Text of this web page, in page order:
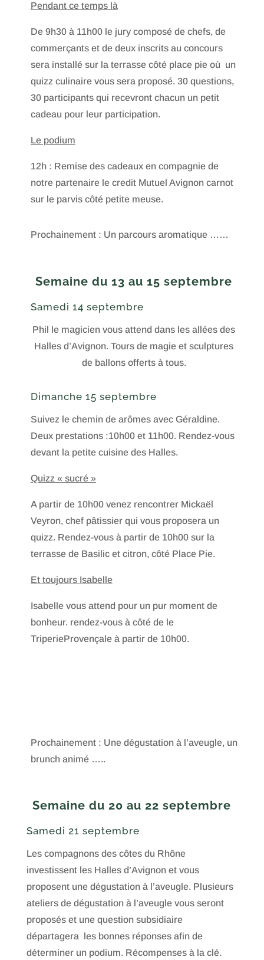
Pendant ce temps là
De 9h30 à 11h00 le jury composé de chefs, de
commerçants et de deux inscrits au concours
sera installé sur la terrasse côté place pie où un
quizz culinaire vous sera proposé. 30 questions,
30 participants qui recevront chacun un petit
cadeau pour leur participation.
Le podium
12h : Remise des cadeaux en compagnie de
notre partenaire le credit Mutuel Avignon carnot
sur le parvis côté petite meuse.
Prochainement : Un parcours aromatique ……
Semaine du 13 au 15 septembre
Samedi 14 septembre
Phil le magicien vous attend dans les allées des
Halles d’Avignon. Tours de magie et sculptures
de ballons offerts à tous.
Dimanche 15 septembre
Suivez le chemin de arômes avec Géraldine.
Deux prestations :10h00 et 11h00. Rendez-vous
devant la petite cuisine des Halles.
Quizz « sucré »
A partir de 10h00 venez rencontrer Mickaël
Veyron, chef pâtissier qui vous proposera un
quizz. Rendez-vous à partir de 10h00 sur la
terrasse de Basilic et citron, côté Place Pie.
Et toujours Isabelle
Isabelle vous attend pour un pur moment de
bonheur. rendez-vous à côté de le
TriperieProvençale à partir de 10h00.
Prochainement : Une dégustation à l’aveugle, un
brunch animé …..
Semaine du 20 au 22 septembre
Samedi 21 septembre
Les compagnons des côtes du Rhône
investissent les Halles d’Avignon et vous
proposent une dégustation à l’aveugle. Plusieurs
ateliers de dégustation à l’aveugle vous seront
proposés et une question subsidiaire
départagera les bonnes réponses afin de
déterminer un podium. Récompenses à la clé.